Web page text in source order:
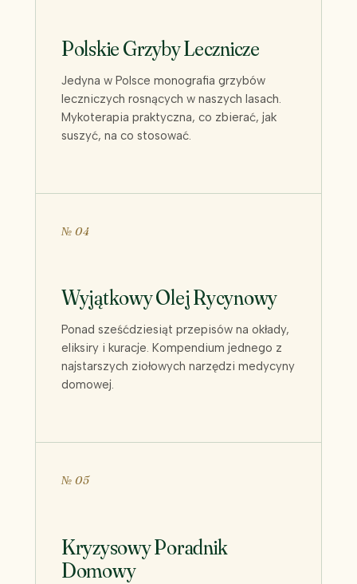
Polskie Grzyby Lecznicze
Jedyna w Polsce monografia grzybów
leczniczych rosnących w naszych lasach.
Mykoterapia praktyczna, co zbierać, jak
suszyć, na co stosować.
№ 04
Wyjątkowy Olej Rycynowy
Ponad sześćdziesiąt przepisów na okłady,
eliksiry i kuracje. Kompendium jednego z
najstarszych ziołowych narzędzi medycyny
domowej.
№ 05
Kryzysowy Poradnik
Domowy